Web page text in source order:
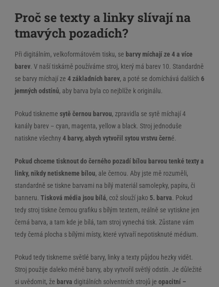
Proč se texty a linky slívají na
tmavých pozadích?
Při digitálním, velkoformátovém tisku, se barvy míchají ze 4 a více
barev. V naší tiskárně používáme stroj, který má barev 10. Standardně
se barvy míchají ze 4 základních barev, a poté se domíchává dalších 6
jemných odstínů, aby barva byla co nejblíže k originálu.
Pokud tiskneme sytě černou barvou, zpravidla se sytě míchají 4
kanály barev – cyan, magenta, yellow a black. Stroj jednoduše
natiskne všechny4 barvy, abych vytvořil sytou vrstvu černé.
Pokud chceme tisknout do černého pozadí bílou barvou tenké texty a
linky, nikdy netiskneme bílou, ale černou. Aby jste mě rozuměli,
standardně se tiskne barvami na bílý materiál samolepky, papíru, či
banneru. Tisková média jsou bílá, což slouží jako 5. barva. Pokud
tedy stroj tiskne černou grafiku s bílým textem, reálně se vytiskne jen
černá barva, a tam kde je bílá, tam stroj vynechá tisk. Zůstane vám
tedy černá plocha s bílými místy, které vytvaří nepotisknuté médium.
Pokud tedy tiskneme světlé barvy, linky a texty půjdou hezky vidět.
Stroj použije daleko méně barvy, aby vytvořil světlý odstín. Je důležité
si uvědomit, že barva digitálních solventních strojů je opacitní –